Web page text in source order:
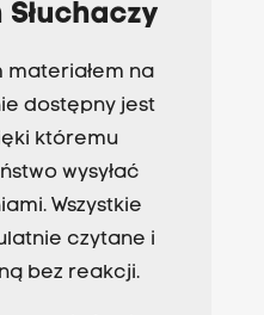
materiałem na
dostępny jest
któremu
wysyłać
Wszystkie
czytane i
bez reakcji.